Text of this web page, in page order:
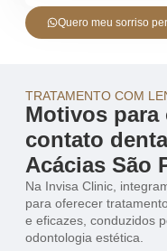
Quero meu sorriso
TRATAMENTO COM
Motivos
contato
Acácias São
Na Invisa Clinic,
para oferecer
e eficazes, conduzidos
odontologia estética.